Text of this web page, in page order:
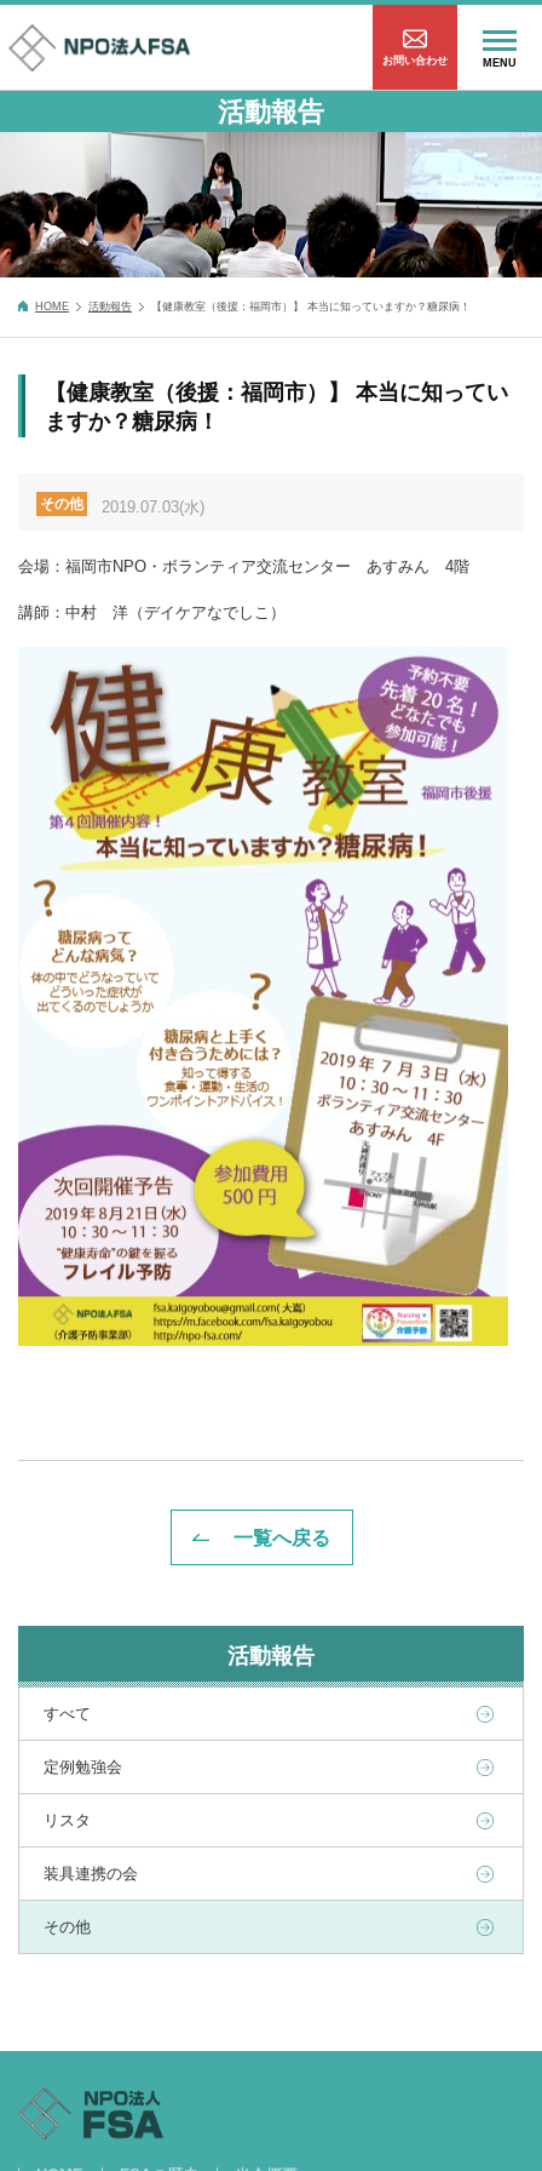
お問い合わせ MENU
活動報告
HOME 活動報告 【健康教室（後援：福岡市）】 本当に知っていますか？糖尿病！
【健康教室（後援：福岡市）】 本当に知ってい
ますか？糖尿病！
その他 2019.07.03(水)
会場：福岡市NPO・ボランティア交流センター あすみん 4階
講師：中村 洋（デイケアなでしこ）
一覧へ戻る
活動報告
すべて
定例勉強会
リスタ
装具連携の会
その他